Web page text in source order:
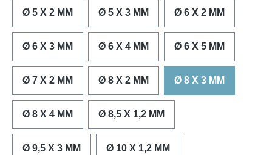
Ø 5 X 2 MM Ø 5 X 3 MM Ø 6 X 2 MM
Ø 6 X 3 MM Ø 6 X 4 MM Ø 6 X 5 MM
Ø 7 X 2 MM Ø 8 X 2 MM Ø 8 X 3 MM
Ø 8 X 4 MM Ø 8,5 X 1,2 MM
Ø 9,5 X 3 MM Ø 10 X 1,2 MM